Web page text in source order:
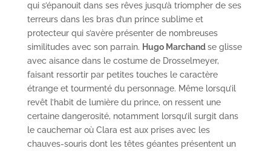
qui s’épanouit dans ses rêves jusqu’à triompher de ses
terreurs dans les bras d’un prince sublime et
protecteur qui s’avère présenter de nombreuses
similitudes avec son parrain. Hugo Marchandse glisse
avec aisance dans le costume de Drosselmeyer,
faisant ressortir par petites touches le caractère
étrange et tourmenté du personnage. Même lorsqu’il
revêt l’habit de lumière du prince, on ressent une
certaine dangerosité, notamment lorsqu’il surgit dans
le cauchemar où Clara est aux prises avec les
chauves-souris dont les têtes géantes présentent un